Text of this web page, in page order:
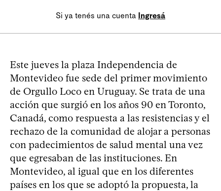
Si ya tenés una cuenta Ingresá
Este jueves la plaza Independencia de
Montevideo fue sede del primer movimiento
de Orgullo Loco en Uruguay. Se trata de una
acción que surgió en los años 90 en Toronto,
Canadá, como respuesta a las resistencias y el
rechazo de la comunidad de alojar a personas
con padecimientos de salud mental una vez
que egresaban de las instituciones. En
Montevideo, al igual que en los diferentes
países en los que se adoptó la propuesta, la